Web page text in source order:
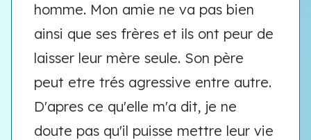
homme. Mon amie ne va pas bien
ainsi que ses frères et ils ont peur de
laisser leur mère seule. Son père
peut etre trés agressive entre autre.
D'apres ce qu'elle m'a dit, je ne
doute pas qu'il puisse mettre leur vie